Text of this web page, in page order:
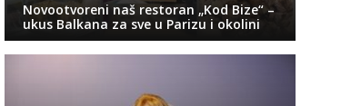
Novootvoreni naš restoran „Kod Bize“ –
ukus Balkana za sve u Parizu i okolini